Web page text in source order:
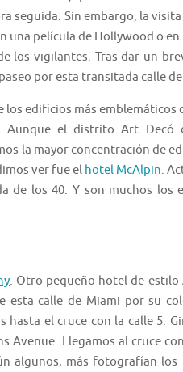
seguida. Sin embargo, la
una película de Hollywood o
los vigilantes. Tras dar un
por esta transitada calle
los edificios más emblemáticos
el distrito Art Decó
la mayor concentración de
ver fue el hotel McAlpin.
de los 40. Y son muchos los
. Otro pequeño hotel de estilo
esta calle de Miami por su
el cruce con la calle 5.
Avenue. Llegamos al cruce
algunos, más fotografían